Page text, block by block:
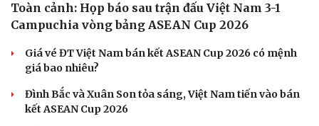
Cải chính
Toàn cảnh: Họp báo sau trận đấu Việt Nam 3-1
Campuchia vòng bảng ASEAN Cup 2026
Giá vé ĐT Việt Nam bán kết ASEAN Cup 2026 có mệnh
giá bao nhiêu?
Đình Bắc và Xuân Son tỏa sáng, Việt Nam tiến vào bán
kết ASEAN Cup 2026